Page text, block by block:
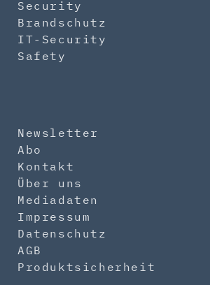
Security
Brandschutz
IT-Security
Safety
Newsletter
Abo
Kontakt
Über uns
Mediadaten
Impressum
Datenschutz
AGB
Produktsicherheit